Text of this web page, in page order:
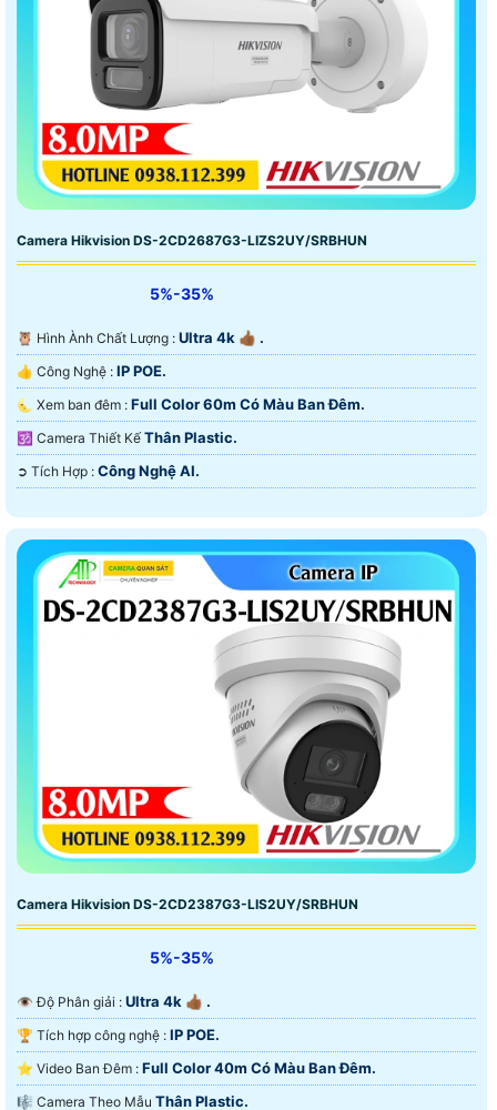
Camera Hikvision DS-2CD2687G3-LIZS2UY/SRBHUN
5%-35%
🦉 Hình Ành Chất Lượng : Ultra 4k 👍🏾 .
👍 Công Nghệ : IP POE.
🌜 Xem ban đêm : Full Color 60m Có Màu Ban Ðêm.
🕉️ Camera Thiết Kế Thân Plastic.
️➲ Tích Hợp : Công Nghệ AI.
Camera Hikvision DS-2CD2387G3-LIS2UY/SRBHUN
5%-35%
👁 Độ Phân giải : Ultra 4k 👍🏾 .
🏆 Tích hợp công nghệ : IP POE.
⭐ Video Ban Đêm : Full Color 40m Có Màu Ban Ðêm.
🎼️ Camera Theo Mẫu Thân Plastic.